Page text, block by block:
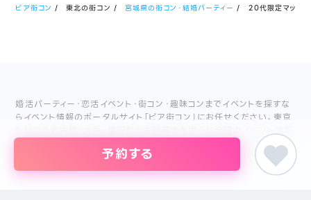
予約する
ピア街コン 東北の街コン 宮城県の街コン・結婚パーティー 20代限定マッチ
婚活パーティー・恋活イベント・街コン・趣味コンまでイベントを探すな
らイベント情報のポータルサイト「ピア街コン」にお任せください。東京
を掲載しています。創業18年目になるブライダル企業、株式会社ピアリ
ーが運営しているため、安心してサイトをご活用いただけます。